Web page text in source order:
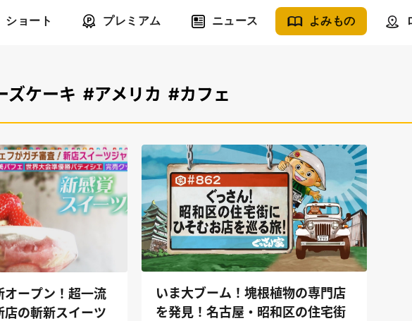
ショート プレミアム ニュース よみもの
ズケーキ #アメリカ #カフェ
オープン！超一流
店の斬新スイーツ
いま大ブーム！塊根植物の専門店
を発見！名古屋・昭和区の住宅街